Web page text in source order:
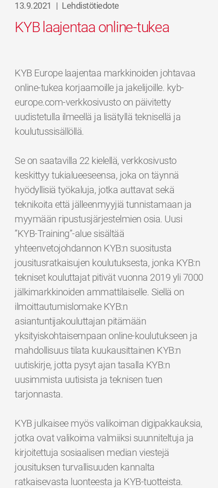
13.9.2021 | Lehdistötiedote
KYB laajentaa online-tukea
KYB Europe laajentaa markkinoiden johtavaa
online-tukea korjaamoille ja jakelijoille. kyb-
europe.com-verkkosivusto on päivitetty
uudistetulla ilmeellä ja lisätyllä teknisellä ja
koulutussisällöllä.
Se on saatavilla 22 kielellä, verkkosivusto
keskittyy tukialueeseensa, joka on täynnä
hyödyllisiä työkaluja, jotka auttavat sekä
teknikoita että jälleenmyyjiä tunnistamaan ja
myymään ripustusjärjestelmien osia. Uusi
”KYB-Training”-alue sisältää
yhteenvetojohdannon KYB:n suositusta
jousitusratkaisujen koulutuksesta, jonka KYB:n
tekniset kouluttajat pitivät vuonna 2019 yli 7000
jälkimarkkinoiden ammattilaiselle. Siellä on
ilmoittautumislomake KYB:n
asiantuntijakouluttajan pitämään
yksityiskohtaisempaan online-koulutukseen ja
mahdollisuus tilata kuukausittainen KYB:n
uutiskirje, jotta pysyt ajan tasalla KYB:n
uusimmista uutisista ja teknisen tuen
tarjonnasta.
KYB julkaisee myös valikoiman digipakkauksia,
jotka ovat valikoima valmiiksi suunniteltuja ja
kirjoitettuja sosiaalisen median viestejä
jousituksen turvallisuuden kannalta
ratkaisevasta luonteesta ja KYB-tuotteista.